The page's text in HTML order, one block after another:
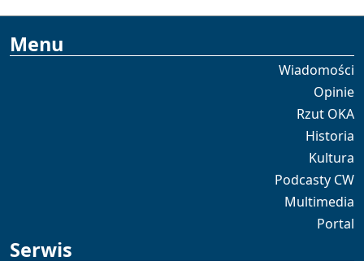
Menu
Wiadomości
Opinie
Rzut OKA
Historia
Kultura
Podcasty CW
Multimedia
Portal
Serwis